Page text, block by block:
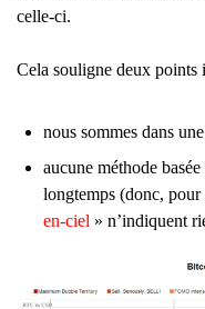
celle-ci.
Cela souligne deux points
nous sommes dans
aucune méthode
longtemps (donc, pour
en-ciel » n’indiquent